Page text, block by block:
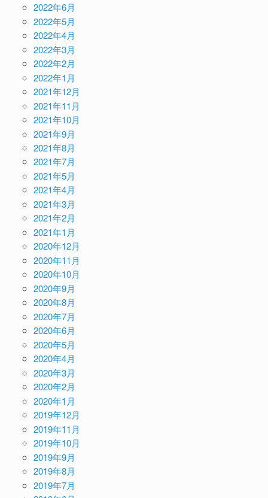
2022年6月
2022年5月
2022年4月
2022年3月
2022年2月
2022年1月
2021年12月
2021年11月
2021年10月
2021年9月
2021年8月
2021年7月
2021年5月
2021年4月
2021年3月
2021年2月
2021年1月
2020年12月
2020年11月
2020年10月
2020年9月
2020年8月
2020年7月
2020年6月
2020年5月
2020年4月
2020年3月
2020年2月
2020年1月
2019年12月
2019年11月
2019年10月
2019年9月
2019年8月
2019年7月